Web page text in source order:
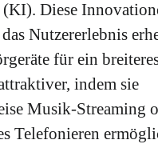
(KI). Diese
das Nutzererlebnis
für ein
indem sie
Musik-Streaming
Telefonieren